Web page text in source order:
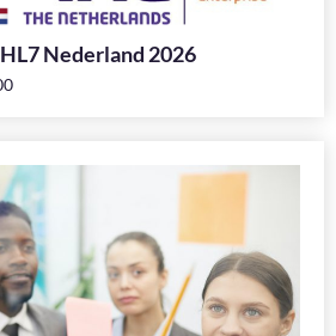
Nederland 2026